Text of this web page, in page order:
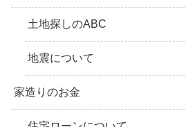
土地探しのABC
地震について
家造りのお金